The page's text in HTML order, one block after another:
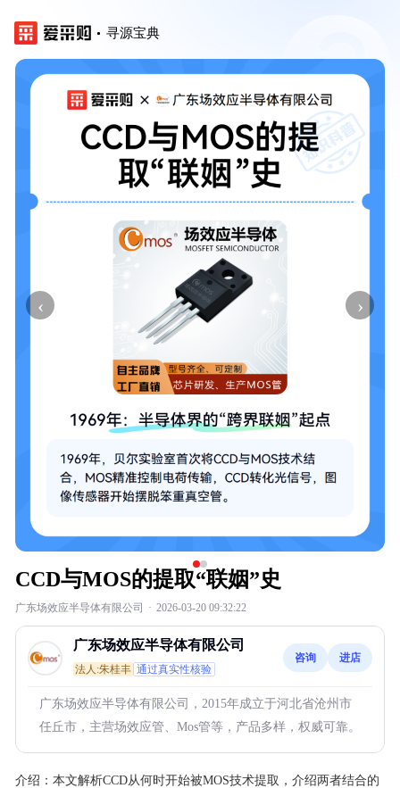
寻源宝典
‹ ›
CCD与MOS的提取“联姻”史
广东场效应半导体有限公司 · 2026-03-20 09:32:22
广东场效应半导体有限公司
法人:朱桂丰 通过真实性核验
咨询 进店
广东场效应半导体有限公司，2015年成立于河北省沧州市
任丘市，主营场效应管、Mos管等，产品多样，权威可靠。
介绍： 本文解析CCD从何时开始被MOS技术提取，介绍两者结合的